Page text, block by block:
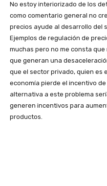
No estoy interiorizado de los
como comentario general no
precios ayude al desarrollo del
Ejemplos de regulación de
muchas pero no me consta
que generan una
que el sector privado, quien es
economía pierde el incentivo
alternativa a este problema
generen incentivos para
productos.